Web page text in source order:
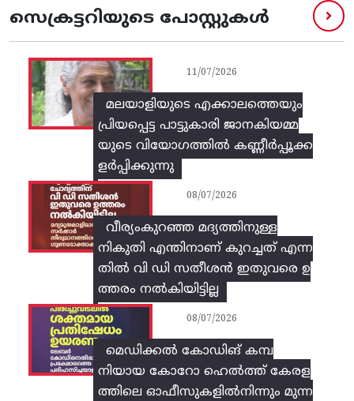
സെക്രട്ടറിയുടെ പോസ്റ്റുകൾ
മലയാളിയുടെ എക്കാലത്തെയും
പ്രിയപ്പെട്ട പാട്ടുകാരി ജാനകിയമ്മ
യുടെ വിയോഗത്തിൽ കണ്ണീർപ്പൂക്ക
ളർപ്പിക്കുന്നു
11/07/2026
വീര്യംകുറഞ്ഞ മദ്യത്തിനുള്ള
നികുതി എന്തിനാണ് കുറച്ചത് എന്ന
തിൽ വി ഡി സതീശൻ ഇതുവരെ ഉ
ത്തരം നൽകിയിട്ടില്ല
08/07/2026
മെഡിക്കൽ കോഡിങ് കമ്പ
നിയായ കോറോ ഹെൽത്ത് കേരള
ത്തിലെ ഓഫീസുകളിൽനിന്നും മുന്ന
08/07/2026